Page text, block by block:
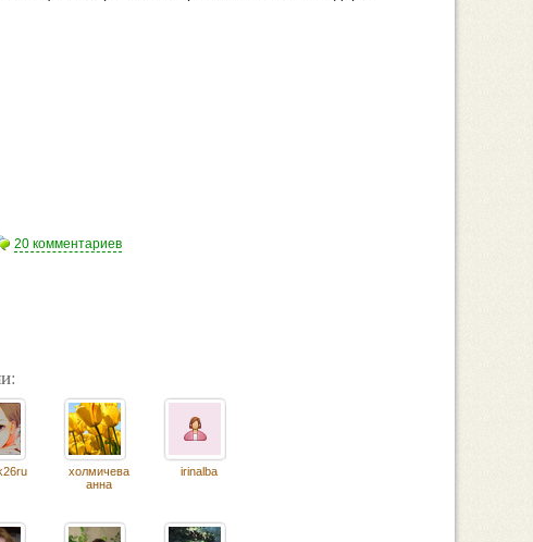
20 комментариев
холмичева
анна
irinalba